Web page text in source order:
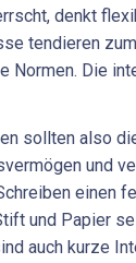
denkt
tendieren
Normen. Die
sollten also
und
einen
und Papier
auch kurze